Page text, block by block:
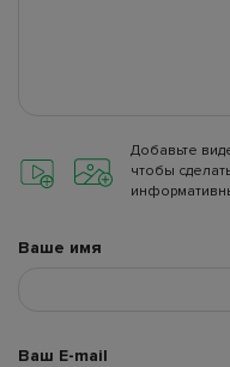
Добавьте
чтобы
Ваше имя
Ваш E-mail